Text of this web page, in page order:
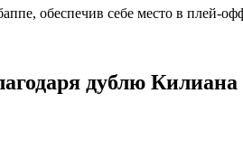
обеспечив себе место в плей-
дублю Килиана